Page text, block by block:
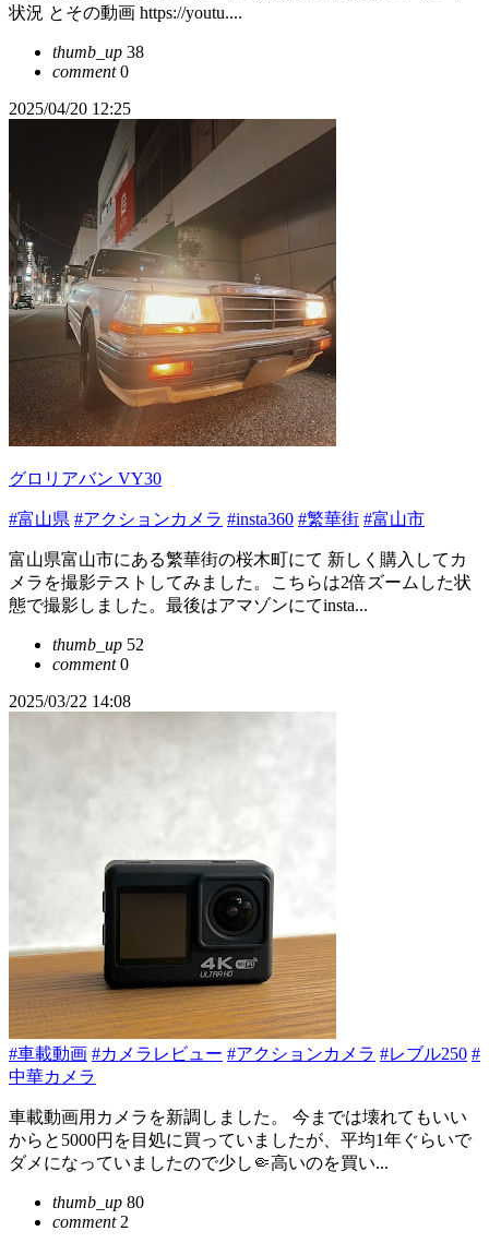
状況 とその動画 https://youtu....
thumb_up 38
comment0
2025/04/20 12:25
グロリアバン VY30
#富山県 #アクションカメラ #insta360 #繁華街 #富山市
富山県富山市にある繁華街の桜木町にて 新しく購入してカ
メラを撮影テストしてみました。こちらは2倍ズームした状
態で撮影しました。最後はアマゾンにてinsta...
thumb_up 52
comment0
2025/03/22 14:08
#車載動画 #カメラレビュー #アクションカメラ #レブル250 #
中華カメラ
車載動画用カメラを新調しました。 今までは壊れてもいい
からと5000円を目処に買っていましたが、平均1年ぐらいで
ダメになっていましたので少し🤏高いのを買い...
thumb_up 80
comment2